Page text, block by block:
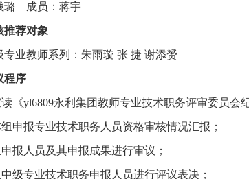
璐 成员： 蒋宇
推荐对象
专业教师系列：朱雨璇 张 捷 谢添赟
程序
《yl6809永利集团教师专业技术职务评审委员会
申报专业技术职务人员资格审核情况汇报；
报人员及其申报成果进行审议；
级专业技术职务申报人员进行评议表决；